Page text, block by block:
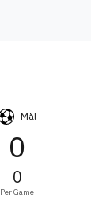
Mål
0
0
Per Game